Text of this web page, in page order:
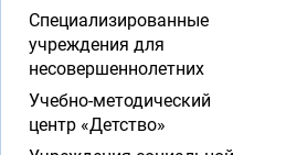
Специализированные
учреждения для
несовершеннолетних
Учебно-методический
центр «Детство»